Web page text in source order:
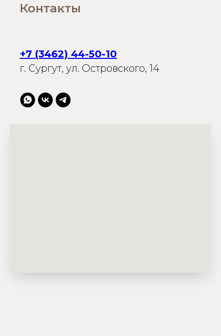
Контакты
+7 (3462) 44-50-10
г. Сургут, ул. Островского, 14